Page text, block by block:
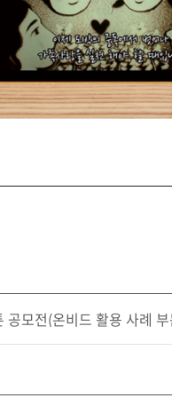
모전(온비드 활용 사례